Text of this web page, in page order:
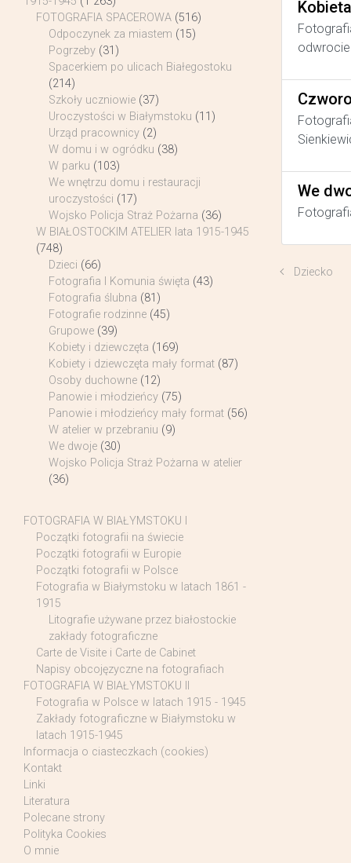
We
Dziecko
FOTOGRAFIA SPACEROWA (516)
Odpoczynek za miastem (15)
Pogrzeby (31)
Spacerkiem po ulicach Białegostoku
(214)
Szkoły uczniowie (37)
Uroczystości w Białymstoku (11)
Urząd pracownicy (2)
W domu i w ogródku (38)
W parku (103)
We wnętrzu domu i restauracji
uroczystości (17)
Wojsko Policja Straż Pożarna (36)
W BIAŁOSTOCKIM ATELIER lata 1915-1945
(748)
Dzieci (66)
Fotografia I Komunia święta (43)
Fotografia ślubna (81)
Fotografie rodzinne (45)
Grupowe (39)
Kobiety i dziewczęta (169)
Kobiety i dziewczęta mały format (87)
Osoby duchowne (12)
Panowie i młodzieńcy (75)
Panowie i młodzieńcy mały format (56)
W atelier w przebraniu (9)
We dwoje (30)
Wojsko Policja Straż Pożarna w atelier
(36)
FOTOGRAFIA W BIAŁYMSTOKU I
Początki fotografii na świecie
Początki fotografii w Europie
Początki fotografii w Polsce
Fotografia w Białymstoku w latach 1861 -
1915
Litografie używane przez białostockie
zakłady fotograficzne
Carte de Visite i Carte de Cabinet
Napisy obcojęzyczne na fotografiach
FOTOGRAFIA W BIAŁYMSTOKU II
Fotografia w Polsce w latach 1915 - 1945
Zakłady fotograficzne w Białymstoku w
latach 1915-1945
Informacja o ciasteczkach (cookies)
Kontakt
Linki
Literatura
Polecane strony
Polityka Cookies
O mnie